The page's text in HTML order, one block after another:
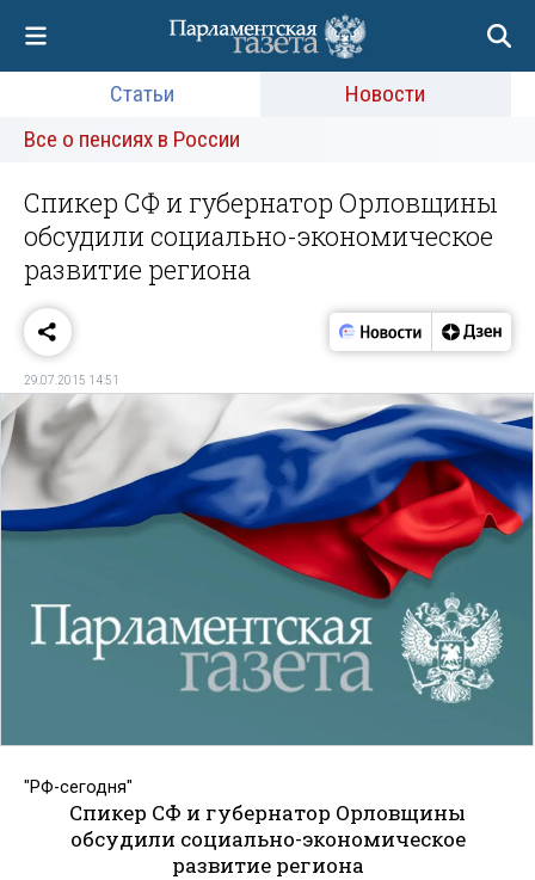
Статьи
Новости
Все о пенсиях в России
Спикер СФ и губернатор Орловщины
обсудили социально-экономическое
развитие региона
29.07.2015 14:51
"РФ-сегодня"
Спикер СФ и губернатор Орловщины
обсудили социально-экономическое
развитие региона